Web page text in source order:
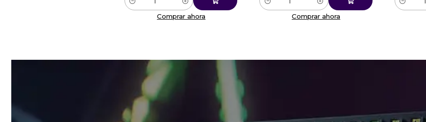
Cantidad
Comprar ahora
Cantidad
Comprar ahora
Cantidad